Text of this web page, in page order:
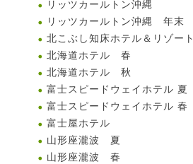
リッツカールトン沖縄
リッツカールトン沖縄 年末
北こぶし知床ホテル＆リゾート
北海道ホテル 春
北海道ホテル 秋
富士スピードウェイホテル 夏
富士スピードウェイホテル 春
富士屋ホテル
山形座瀧波 夏
山形座瀧波 春